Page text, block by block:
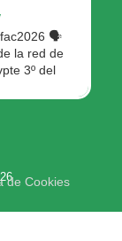
🗣️
la red de
3º del
d
de Cookies